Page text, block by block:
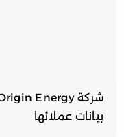
بيانات عملائها